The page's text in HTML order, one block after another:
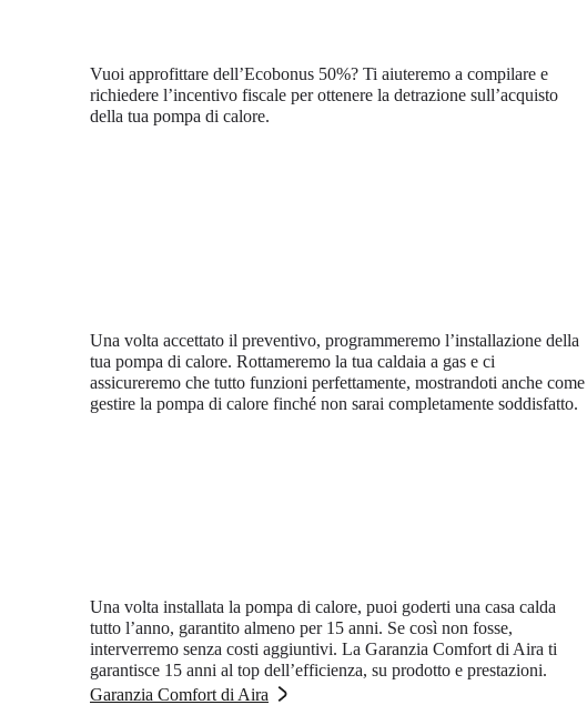
Vuoi approfittare dell’Ecobonus 50%? Ti aiuteremo a compilare e
richiedere l’incentivo fiscale per ottenere la detrazione sull’acquisto
della tua pompa di calore.
Una volta accettato il preventivo, programmeremo l’installazione della
tua pompa di calore. Rottameremo la tua caldaia a gas e ci
assicureremo che tutto funzioni perfettamente, mostrandoti anche come
gestire la pompa di calore finché non sarai completamente soddisfatto.
Una volta installata la pompa di calore, puoi goderti una casa calda
tutto l’anno, garantito almeno per 15 anni. Se così non fosse,
interverremo senza costi aggiuntivi. La Garanzia Comfort di Aira ti
garantisce 15 anni al top dell’efficienza, su prodotto e prestazioni.
Garanzia Comfort di Aira